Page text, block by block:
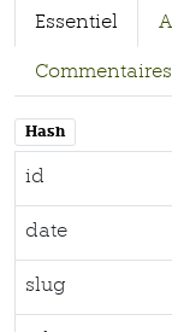
Essentiel
Commentaires
Hash
id
date
slug